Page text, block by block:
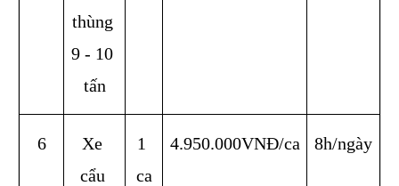
thùng
9 - 10
tấn
6
Xe
cẩu
1
ca
4.950.000VNĐ/ca 8h/ngày